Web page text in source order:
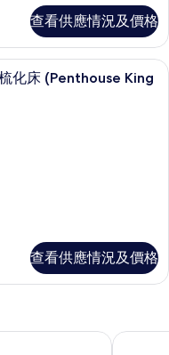
查看供應情況及價格
層客房, 1 張特大雙人床及 1
化床 (Penthouse King
查看供應情況及價格
倫敦法